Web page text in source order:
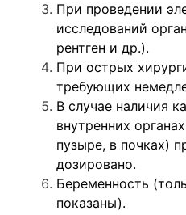
При проведении
исследований
рентген и др.).
При острых
требующих
В случае наличия
внутренних
пузыре, в почках)
дозировано.
Беременность
показаны).